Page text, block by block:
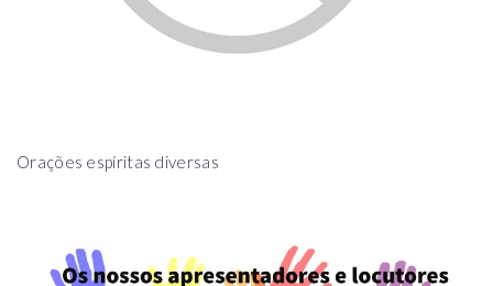
Orações espíritas diversas